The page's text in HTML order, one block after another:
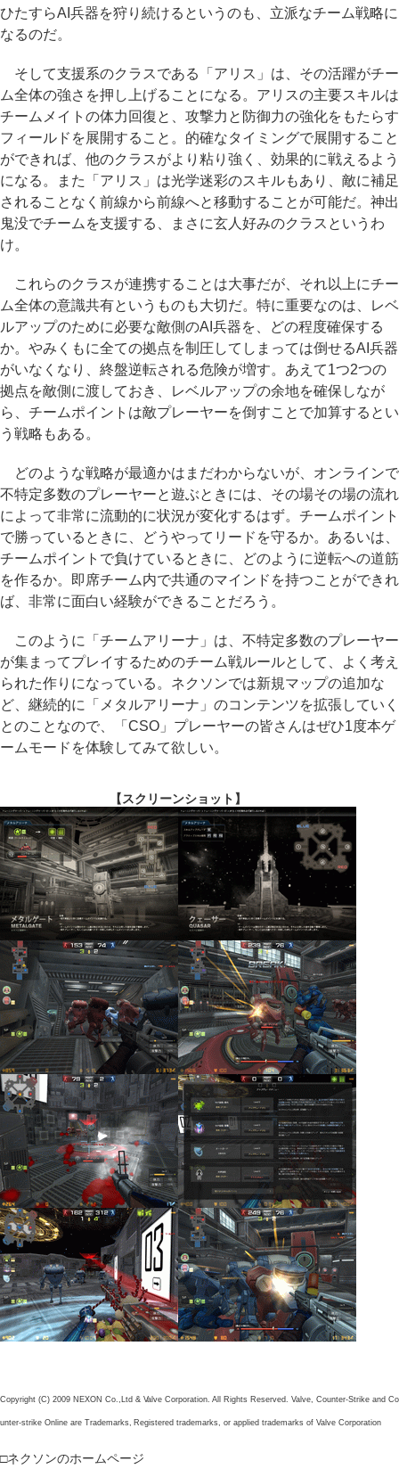
ひたすらAI兵器を狩り続けるというのも、立派なチーム戦略に
なるのだ。
そして支援系のクラスである「アリス」は、その活躍がチー
ム全体の強さを押し上げることになる。アリスの主要スキルは
チームメイトの体力回復と、攻撃力と防御力の強化をもたらす
フィールドを展開すること。的確なタイミングで展開すること
ができれば、他のクラスがより粘り強く、効果的に戦えるよう
になる。また「アリス」は光学迷彩のスキルもあり、敵に補足
されることなく前線から前線へと移動することが可能だ。神出
鬼没でチームを支援する、まさに玄人好みのクラスというわ
け。
これらのクラスが連携することは大事だが、それ以上にチー
ム全体の意識共有というものも大切だ。特に重要なのは、レベ
ルアップのために必要な敵側のAI兵器を、どの程度確保する
か。やみくもに全ての拠点を制圧してしまっては倒せるAI兵器
がいなくなり、終盤逆転される危険が増す。あえて1つ2つの
拠点を敵側に渡しておき、レベルアップの余地を確保しなが
ら、チームポイントは敵プレーヤーを倒すことで加算するとい
う戦略もある。
どのような戦略が最適かはまだわからないが、オンラインで
不特定多数のプレーヤーと遊ぶときには、その場その場の流れ
によって非常に流動的に状況が変化するはず。チームポイント
で勝っているときに、どうやってリードを守るか。あるいは、
チームポイントで負けているときに、どのように逆転への道筋
を作るか。即席チーム内で共通のマインドを持つことができれ
ば、非常に面白い経験ができることだろう。
このように「チームアリーナ」は、不特定多数のプレーヤー
が集まってプレイするためのチーム戦ルールとして、よく考え
られた作りになっている。ネクソンでは新規マップの追加な
ど、継続的に「メタルアリーナ」のコンテンツを拡張していく
とのことなので、「CSO」プレーヤーの皆さんはぜひ1度本ゲ
ームモードを体験してみて欲しい。
【スクリーンショット】
Copyright (C) 2009 NEXON Co.,Ltd & Valve Corporation. All Rights Reserved. Valve, Counter-Strike and Co
unter-strike Online are Trademarks, Registered trademarks, or applied trademarks of Valve Corporation
□ネクソンのホームページ